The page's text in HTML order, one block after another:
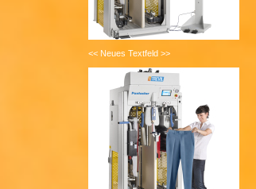
<< Neues Textfeld >>